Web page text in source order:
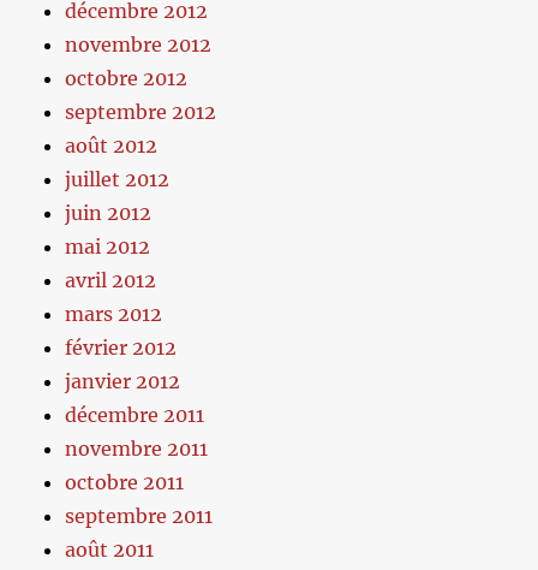
décembre 2012
novembre 2012
octobre 2012
septembre 2012
août 2012
juillet 2012
juin 2012
mai 2012
avril 2012
mars 2012
février 2012
janvier 2012
décembre 2011
novembre 2011
octobre 2011
septembre 2011
août 2011